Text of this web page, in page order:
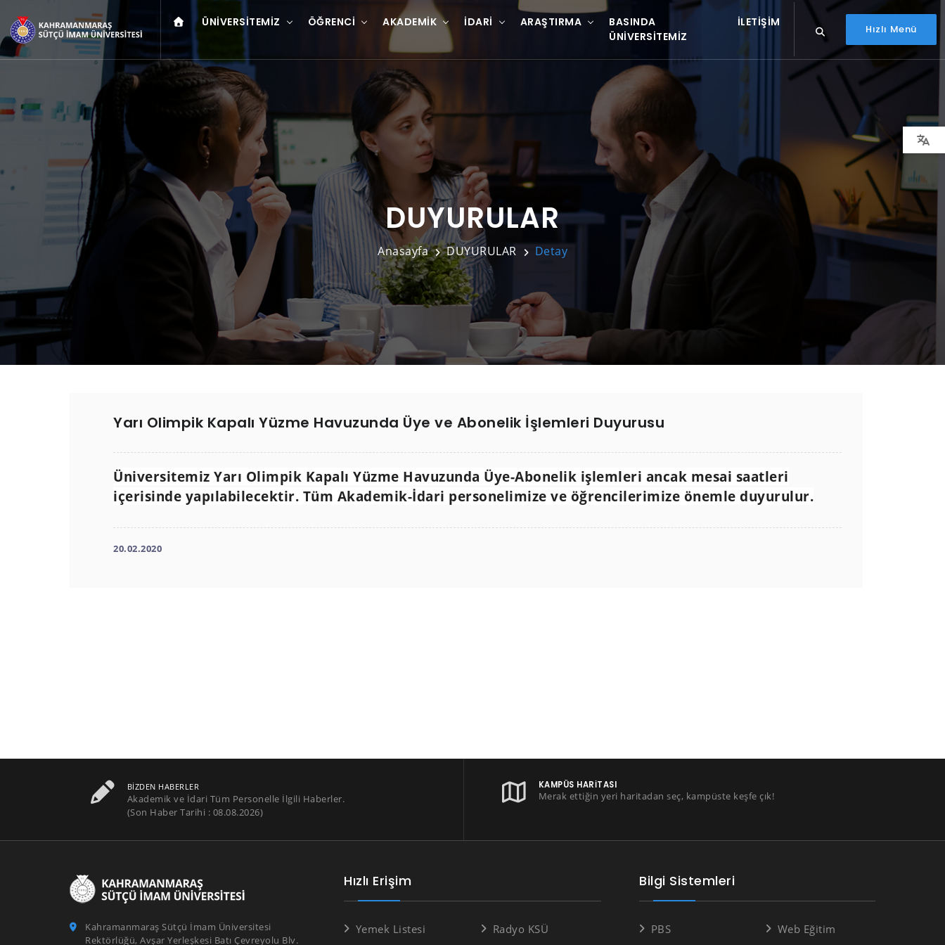
ÜNIVERSITEMIZ ÖĞRENCI AKADEMIK İDARI ARAŞTIRMA
BASINDA
ÜNIVERSITEMIZ
İLETIŞIM
Hızlı Menü
DUYURULAR
Anasayfa DUYURULAR Detay
Yarı Olimpik Kapalı Yüzme Havuzunda Üye ve Abonelik İşlemleri Duyurusu
Üniversitemiz Yarı Olimpik Kapalı Yüzme Havuzunda Üye-Abonelik işlemleri ancak mesai saatleri
içerisinde yapılabilecektir. Tüm Akademik-İdari personelimize ve öğrencilerimize önemle duyurulur.
20.02.2020
BIZDEN HABERLER
Akademik ve İdari Tüm Personelle İlgili Haberler.
(Son Haber Tarihi : 08.08.2026)
KAMPÜS HARITASI
Merak ettiğin yeri haritadan seç, kampüste keşfe çık!
Kahramanmaraş Sütçü İmam Üniversitesi
Rektörlüğü, Avşar Yerleşkesi Batı Çevreyolu Blv.
Hızlı Erişim
Yemek Listesi Radyo KSÜ
Bilgi Sistemleri
PBS Web Eğitim